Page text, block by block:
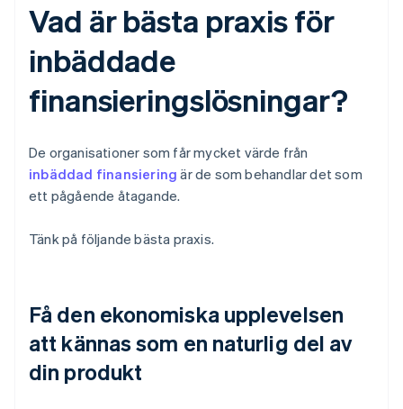
Vad är bästa praxis för
inbäddade
finansieringslösningar?
De organisationer som får mycket värde från
inbäddad finansiering är de som behandlar det som
ett pågående åtagande.
Tänk på följande bästa praxis.
Få den ekonomiska upplevelsen
att kännas som en naturlig del av
din produkt